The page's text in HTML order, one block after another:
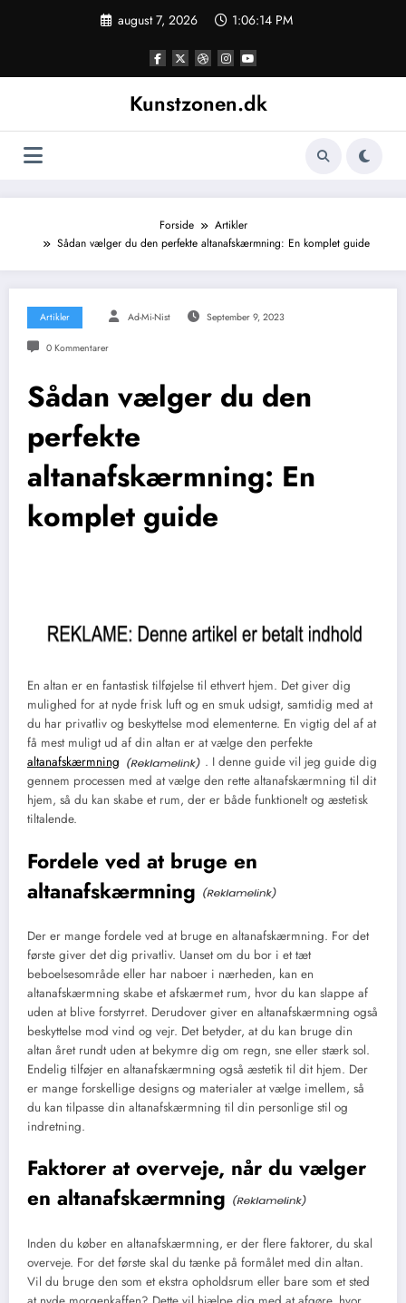
august 7, 2026 1:06:15 PM
Kunstzonen.dk
Forside
Artikler
Sådan vælger du den perfekte altanafskærmning: En komplet guide
Artikler Ad-Mi-Nist September 9, 2023
0 Kommentarer
Sådan vælger du den
perfekte
altanafskærmning: En
komplet guide
En altan er en fantastisk tilføjelse til ethvert hjem. Det giver dig
mulighed for at nyde frisk luft og en smuk udsigt, samtidig med at
du har privatliv og beskyttelse mod elementerne. En vigtig del af at
få mest muligt ud af din altan er at vælge den perfekte
altanafskærmning
. I denne guide vil jeg guide dig
gennem processen med at vælge den rette altanafskærmning til dit
hjem, så du kan skabe et rum, der er både funktionelt og æstetisk
tiltalende.
Fordele ved at bruge en
altanafskærmning
Der er mange fordele ved at bruge en altanafskærmning. For det
første giver det dig privatliv. Uanset om du bor i et tæt
beboelsesområde eller har naboer i nærheden, kan en
altanafskærmning skabe et afskærmet rum, hvor du kan slappe af
uden at blive forstyrret. Derudover giver en altanafskærmning også
beskyttelse mod vind og vejr. Det betyder, at du kan bruge din
altan året rundt uden at bekymre dig om regn, sne eller stærk sol.
Endelig tilføjer en altanafskærmning også æstetik til dit hjem. Der
er mange forskellige designs og materialer at vælge imellem, så
du kan tilpasse din altanafskærmning til din personlige stil og
indretning.
Faktorer at overveje, når du vælger
en altanafskærmning
Inden du køber en altanafskærmning, er der flere faktorer, du skal
overveje. For det første skal du tænke på formålet med din altan.
Vil du bruge den som et ekstra opholdsrum eller bare som et sted